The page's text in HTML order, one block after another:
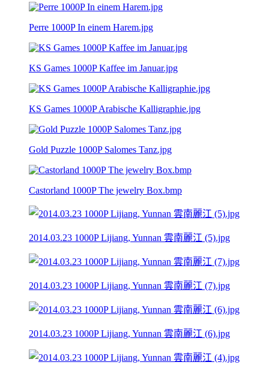
Perre 1000P In einem Harem.jpg
KS Games 1000P Kaffee im Januar.jpg
KS Games 1000P Arabische Kalligraphie.jpg
Gold Puzzle 1000P Salomes Tanz.jpg
Castorland 1000P The jewelry Box.bmp
2014.03.23 1000P Lijiang, Yunnan 雲南麗江 (5).jpg
2014.03.23 1000P Lijiang, Yunnan 雲南麗江 (7).jpg
2014.03.23 1000P Lijiang, Yunnan 雲南麗江 (6).jpg